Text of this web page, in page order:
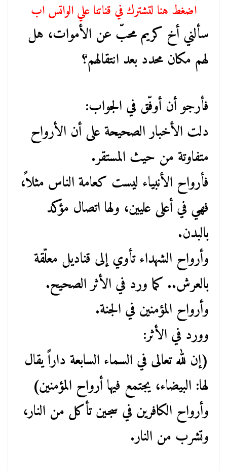
اضغط هنا لتشترك في قناتنا علي الواتس اب
سألني أخ كريم محبّ عن الأموات، هل
لهم مكان محدد بعد انتقالهم؟
فأرجو أن أوفّق في الجواب:
دلت الأخبار الصحيحة على أن الأرواح
متفاوتة من حيث المستقر.
فأرواح الأنبياء ليست كعامة الناس مثلاً،
فهي في أعلى عليين، ولها اتصال مؤكد
بالبدن.
وأرواح الشهداء تأوي إلى قناديل معلّقة
بالعرش.. كما ورد في الأثر الصحيح.
وأرواح المؤمنين في الجنة.
وورد في الأثر:
(إن لله تعالى في السماء السابعة داراً يقال
لها: البيضاء، يجتمع فيها أرواح المؤمنين)
وأرواح الكافرين في سجين تأكل من النار،
وتشرب من النار.